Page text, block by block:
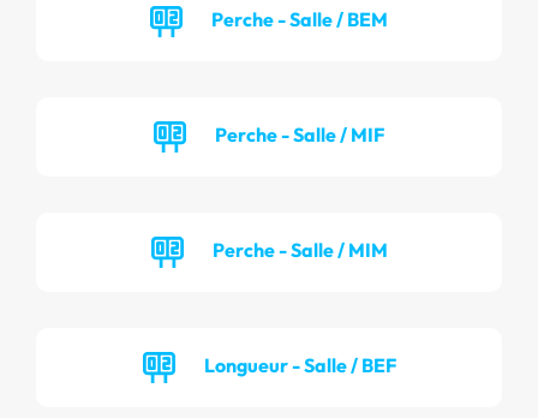
Perche - Salle / BEM
Perche - Salle / MIF
Perche - Salle / MIM
Longueur - Salle / BEF